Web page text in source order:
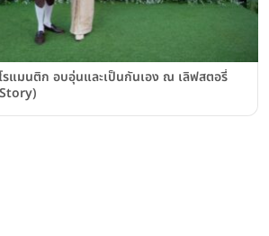
รแมนติก อบอุ่นและเป็นกันเอง ณ เลิฟสตอรี่